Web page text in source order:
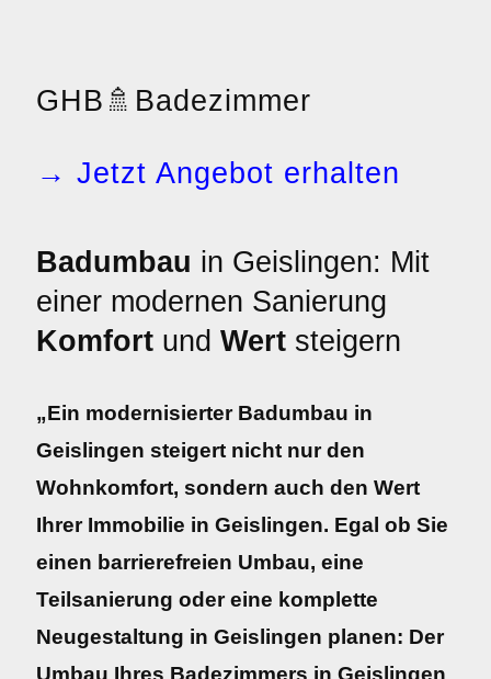
GHB 🚿 Badezimmer
→ Jetzt Angebot erhalten
Badumbau in Geislingen: Mit
einer modernen Sanierung
Komfort und Wert steigern
„Ein modernisierter Badumbau in
Geislingen steigert nicht nur den
Wohnkomfort, sondern auch den Wert
Ihrer Immobilie in Geislingen. Egal ob Sie
einen barrierefreien Umbau, eine
Teilsanierung oder eine komplette
Neugestaltung in Geislingen planen: Der
Umbau Ihres Badezimmers in Geislingen